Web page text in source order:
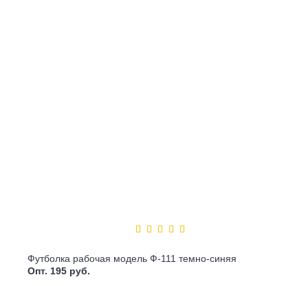
Футболка рабочая модель Ф-111 темно-синяя
Опт. 195 руб.